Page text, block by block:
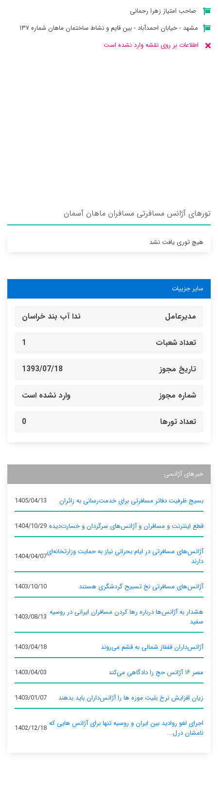
صاحب امتیاز زهرا رحمانی
مشهد - خیابان احمدآباد - بین قایم و نشاط ساختمان ماهان شماره ۱۳۷
اطلاعات بر روی نقشه وارد نشده است
تورهای آژانس مسافرتی مسافران ماهان آسمان
هیچ توری یافت نشد
سایر جزییات
مدیرعامل ندا آب بند خراسان
تعداد شعبات 1
تاریخ مجوز 1393/07/18
شماره مجوز وارد نشده است
تعداد تورها 0
خبرهای آژانسی
بسیج ظرفیت دفاتر مسافرتی برای خدمت‌رسانی به زائران 1405/04/13
قطع اینترنت و مسافران و آژانس‌های سرگردان و خسارت‌دیده 1404/10/29
آژانس‌های مسافرتی در ایام بحرانی نیاز به حمایت وزارتخانه‌ای
دارند
1404/04/07
آژانس‌های مسافرتی نخ تسبیح گردشگری هستند 1403/10/10
هشدار به آژانس‌ها درباره رها کردن مسافران ایرانی در روسیه
سفید
1403/08/13
آژانس‌داران قفقاز شمالی به قشم می‌روند 1403/04/18
مصر ۱۶ آژانس حج را دادگاهی می‌کند 1403/04/03
زیان افزایش نرخ بلیت موزه ها را آژانس‌داران باید بدهند 1403/01/07
اجرای لغو روادید بین ایران و روسیه تنها برای آژانس‌ هایی که
نامشان درل...
1402/12/18